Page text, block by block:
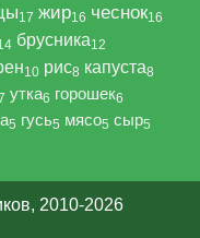
17 жир16 чеснок16
брусника12
10 рис8 капуста8
утка6 горошек6
5 гусь5 мясо5 сыр5
2010-2026